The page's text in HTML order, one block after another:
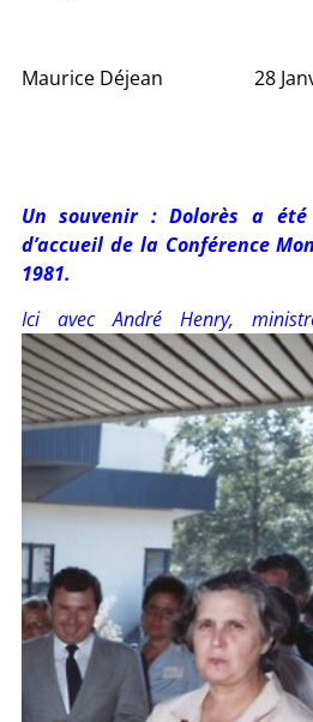
Maurice Déjean 28
Un souvenir : Dolorès a été
d’accueil de la Conférence
1981.
Ici avec André Henry,